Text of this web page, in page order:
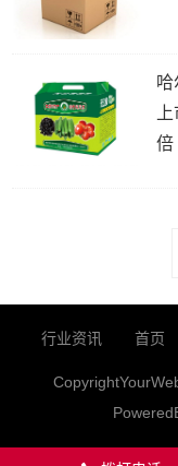
哈
倍
行业资讯 首页